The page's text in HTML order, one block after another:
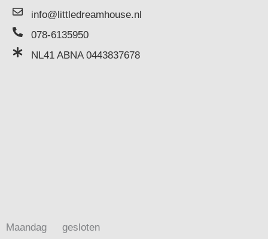
info@littledreamhouse.nl
078-6135950
NL41 ABNA 0443837678
Maandag
gesloten